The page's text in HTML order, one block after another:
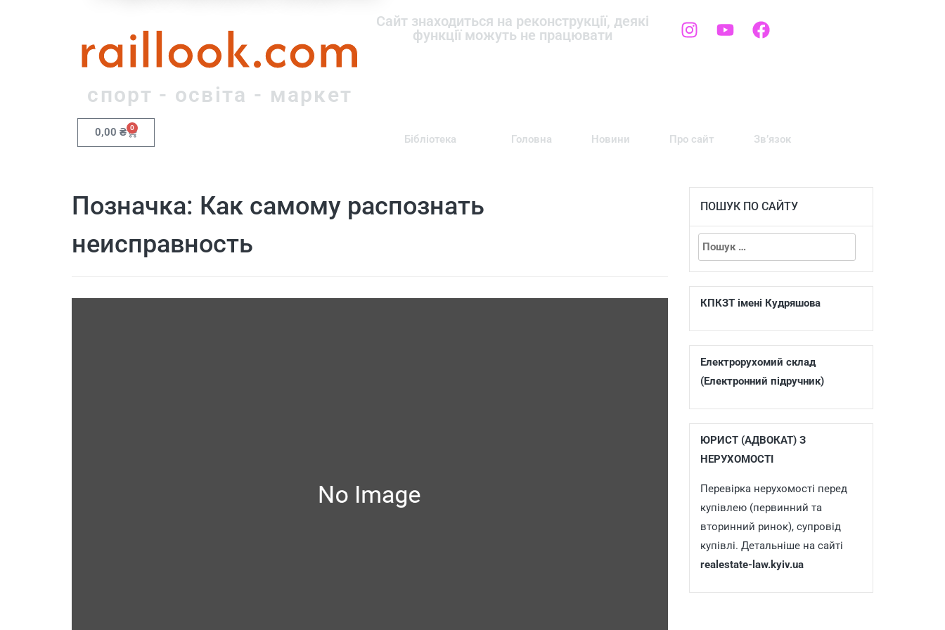
raillook.com
спорт - освіта - маркет
Сайт знаходиться на реконструкції, деякі
функції можуть не працювати
0,00 ₴ 0
Бібліотека Головна Новини Про сайт Зв’язок
Позначка: Как самому распознать
неисправность
ПОШУК ПО САЙТУ
КПКЗТ імені Кудряшова
Електрорухомий склад
(Електронний підручник)
ЮРИСТ (АДВОКАТ) З
НЕРУХОМОСТІ
Перевірка нерухомості перед
купівлею (первинний та
вторинний ринок), супровід
купівлі. Детальніше на сайті
realestate-law.kyiv.ua